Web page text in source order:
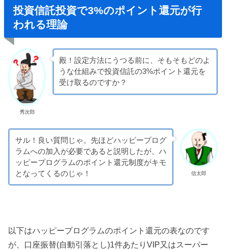
投資信託投資で3%のポイント還元が行
われる理論
秀次郎
殿！設定方法にうつる前に、そもそもどのよ
うな仕組みで投資信託の3%ポイント還元を
受け取るのですか？
信太郎
サル！良い質問じゃ。先ほどハッピープログ
ラムへの加入が必要であると説明したが、ハ
ッピープログラムのポイント還元制度がキモ
となってくるのじゃ！
以下はハッピープログラムのポイント還元の表なのです
が、口座振替(自動引落とし)1件あたりVIP又はスーパー